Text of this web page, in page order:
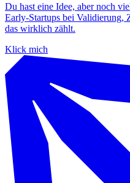
Du hast eine Idee, aber noch
Early‑Startups bei Validierung,
das wirklich zählt.
Klick mich